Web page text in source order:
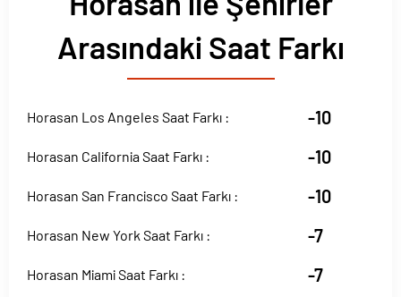
Arasındaki Saat Farkı
Horasan Los Angeles Saat Farkı : -10
Horasan California Saat Farkı : -10
Horasan San Francisco Saat Farkı : -10
Horasan New York Saat Farkı : -7
Horasan Miami Saat Farkı : -7